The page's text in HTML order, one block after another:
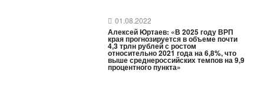
Алексей Юртаев: «В 2025 году ВРП
края прогнозируется в объеме почти
4,3 трлн рублей с ростом
относительно 2021 года на 6,8%, что
выше среднероссийских темпов на 9,9
процентного пункта»
01.08.2022